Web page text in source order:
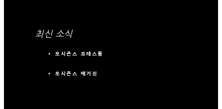
최신 소식
포시즌스 프레스룸
포시즌스 매거진